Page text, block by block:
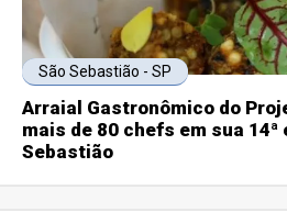
São Sebastião - SP
Arraial Gastronômico do
mais de 80 chefs em sua 14ª
Sebastião